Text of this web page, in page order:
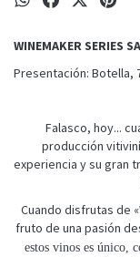
WINEMAKER SERIES
Presentación: Botella,
Falasco, hoy...
producción
experiencia y su gran
Cuando disfrutas de
fruto de una pasión
estos vinos es único,